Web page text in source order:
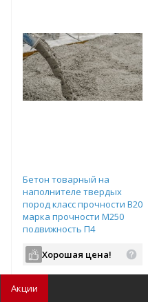
Бетон товарный на
наполнителе твердых
пород класс прочности В20
марка прочности М250
подвижность П4
Хорошая цена!
Цена:
Акции